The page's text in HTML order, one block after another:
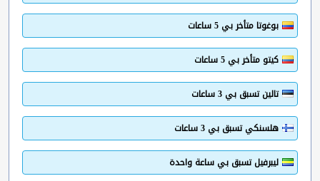
بوغوتا متأخر بي 5 ساعات
كيتو متأخر بي 5 ساعات
تالين تسبق بي 3 ساعات
هلسنكي تسبق بي 3 ساعات
ليبرفيل تسبق بي ساعة واحدة